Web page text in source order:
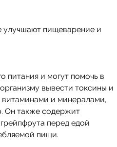
улучшают пищеварение и
питания и могут помочь в
вывести токсины и
и минералами,
Он также содержит
перед едой
пищи.